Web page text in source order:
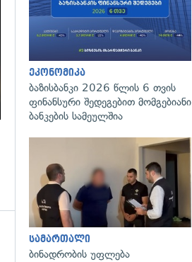
გადახედვა
ეკონომიკა
ბაზისბანკი 2026 წლის 6 თვის
ფინანსური შედეგებით მომგებიანი
ბანკების სამეულშია
სამართალი
ბინადრობის უფლება